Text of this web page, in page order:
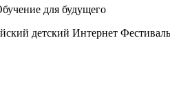
для будущего
детский Интернет Фестиваль